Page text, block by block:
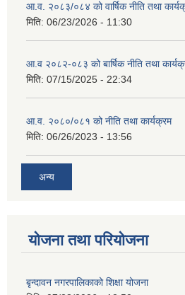
आ.व. २०८३/०८४ को वार्षिक नीति तथा
मिति: 06/23/2026 - 11:30
आ.व २०८२-०८३ को बार्षिक नीति तथा
मिति: 07/15/2025 - 22:34
आ.व. २०८०/०८१ को नीति तथा कार्यक्रम
मिति: 06/26/2023 - 13:56
अन्य
योजना तथा परियोजना
बृन्दावन नगरपालिकाको शिक्षा योजना